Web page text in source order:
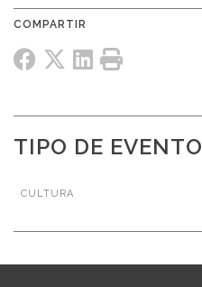
TIPO DE EVENTO
CULTURA